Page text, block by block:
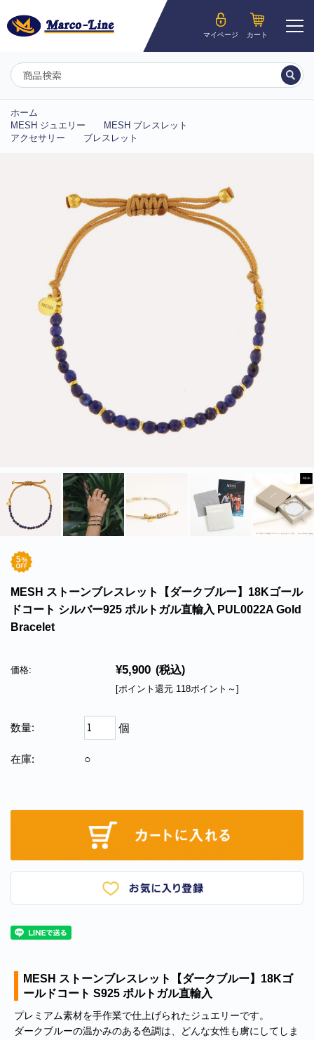
マイページ カート
ホーム
MESH ジュエリー
MESH ブレスレット
アクセサリー
ブレスレット
MESH ストーンブレスレット【ダークブルー】18Kゴール
ドコート シルバー925 ポルトガル直輸入 PUL0022A Gold
Bracelet
価格: ¥5,900 (税込)
[ポイント還元 118ポイント～]
数量: 個
在庫: ○
MESH ストーンブレスレット【ダークブルー】18Kゴ
ールドコート S925 ポルトガル直輸入
プレミアム素材を手作業で仕上げられたジュエリーです。
ダークブルーの温かみのある色調は、どんな女性も虜にしてしま
ようこそ__MEMBER_LASTNAME__様
マイページ
北海道・沖縄のお客様には一部送料のご負担をお願いいたします。割引サービスは一
部除外品があります。